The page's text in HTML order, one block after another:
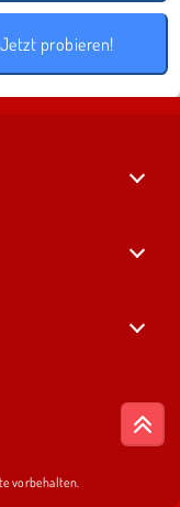
Jetzt probieren!
vorbehalten.